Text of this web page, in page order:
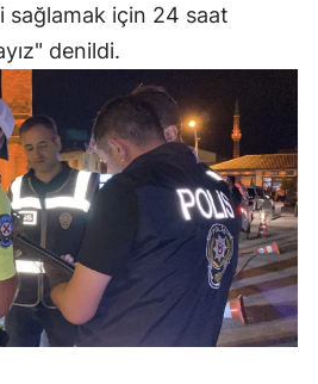
Yozgat
Zonguldak
Aksaray
Karaman
Kırıkkale
Batman
sağlamak için 24 saat
denildi.